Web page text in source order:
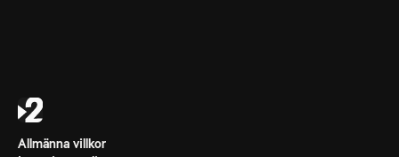
Allmänna villkor